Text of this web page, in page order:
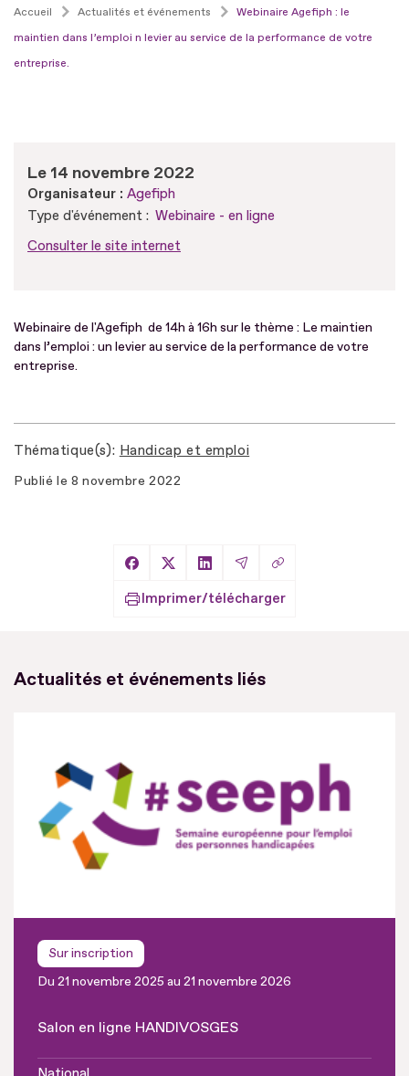
Accueil Actualités et événements
Webinaire Agefiph : le
maintien dans l’emploi n levier au service de la performance de votre
entreprise.
Le 14 novembre 2022
Organisateur : Agefiph
Type d'événement : Webinaire - en ligne
Consulter le site internet
Webinaire de l'Agefiph de 14h à 16h sur le thème : Le maintien
dans l’emploi : un levier au service de la performance de votre
entreprise.
Thématique(s) Handicap et emploi
Publié le 8 novembre 2022
Partager sur Facebook
Partager sur X
Partager sur LinkedIn
Partager par Email
Copier le lien
Imprimer/télécharger
Actualités et événements liés
Sur inscription
Du 21 novembre 2025 au 21 novembre 2026
Salon en ligne HANDIVOSGES